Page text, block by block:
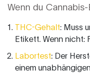
Wenn du
THC-Gehalt: Muss
Etikett. Wenn nicht:
Labortest: Der
einem